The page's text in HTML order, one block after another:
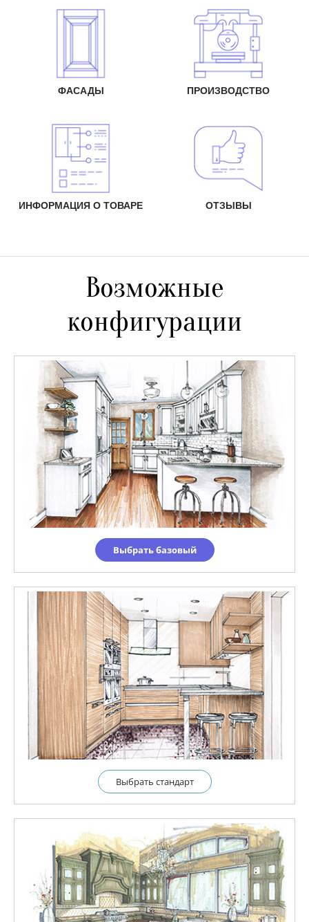
ФАСАДЫ ПРОИЗВОДСТВО
ИНФОРМАЦИЯ О ТОВАРЕ ОТЗЫВЫ
Возможные
конфигурации
Выбрать базовый
Выбрать cтандарт